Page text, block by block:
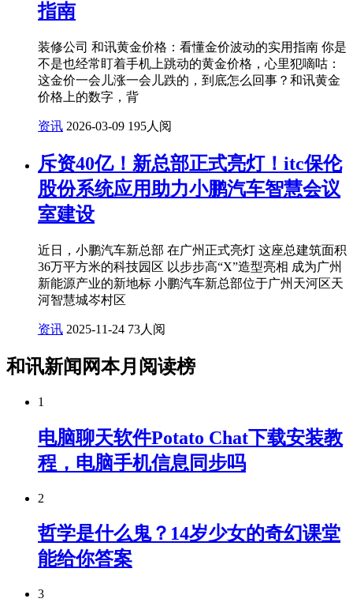
指南
装修公司 和讯黄金价格：看懂金价波动的实用指南 你是
不是也经常盯着手机上跳动的黄金价格，心里犯嘀咕：
这金价一会儿涨一会儿跌的，到底怎么回事？和讯黄金
价格上的数字，背
资讯 2026-03-09 195人阅
斥资40亿！新总部正式亮灯！itc保伦
股份系统应用助力小鹏汽车智慧会议
室建设
近日，小鹏汽车新总部 在广州正式亮灯 这座总建筑面积
36万平方米的科技园区 以步步高“X”造型亮相 成为广州
新能源产业的新地标 小鹏汽车新总部位于广州天河区天
河智慧城岑村区
资讯 2025-11-24 73人阅
和讯新闻网本月阅读榜
1
电脑聊天软件Potato Chat下载安装教
程，电脑手机信息同步吗
2
哲学是什么鬼？14岁少女的奇幻课堂
能给你答案
3